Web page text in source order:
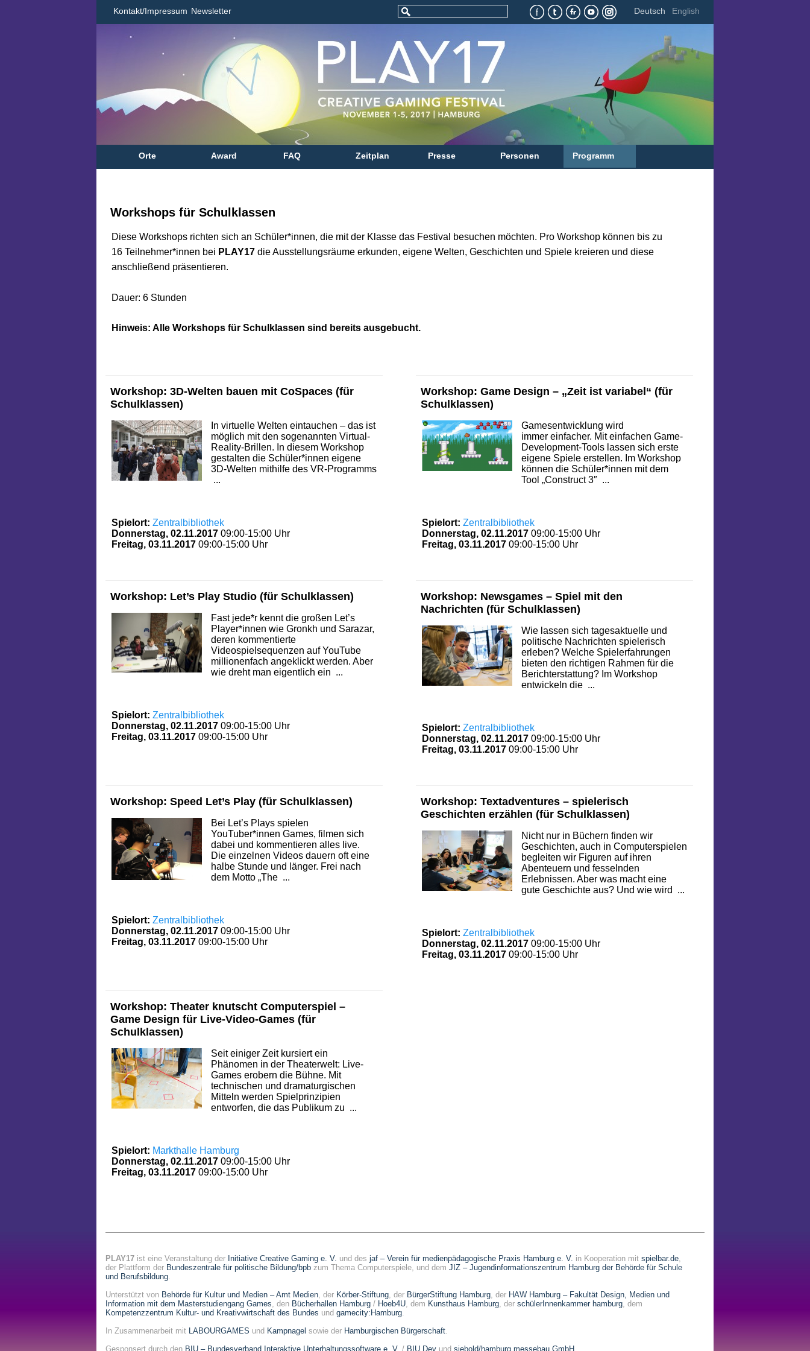
Deutsch English
Kontakt/Impressum Newsletter
Orte Award FAQ Zeitplan Presse Personen Programm
Workshops für Schulklassen
Diese Workshops richten sich an Schüler*innen, die mit der Klasse das Festival besuchen möchten. Pro Workshop können bis zu
16 Teilnehmer*innen bei PLAY17 die Ausstellungsräume erkunden, eigene Welten, Geschichten und Spiele kreieren und diese
anschließend präsentieren.
Dauer: 6 Stunden
Hinweis: Alle Workshops für Schulklassen sind bereits ausgebucht.
Workshop: 3D-Welten bauen mit CoSpaces (für
Schulklassen)
In virtuelle Welten eintauchen – das ist
möglich mit den sogenannten Virtual-
Reality-Brillen. In diesem Workshop
gestalten die Schüler*innen eigene
3D-Welten mithilfe des VR-Programms
...
Spielort: Zentralbibliothek
Donnerstag, 02.11.2017 09:00-15:00 Uhr
Freitag, 03.11.2017 09:00-15:00 Uhr
Workshop: Game Design – „Zeit ist variabel“ (für
Schulklassen)
Gamesentwicklung wird
immer einfacher. Mit einfachen Game-
Development-Tools lassen sich erste
eigene Spiele erstellen. Im Workshop
können die Schüler*innen mit dem
Tool „Construct 3″ ...
Spielort: Zentralbibliothek
Donnerstag, 02.11.2017 09:00-15:00 Uhr
Freitag, 03.11.2017 09:00-15:00 Uhr
Workshop: Let’s Play Studio (für Schulklassen)
Fast jede*r kennt die großen Let’s
Player*innen wie Gronkh und Sarazar,
deren kommentierte
Videospielsequenzen auf YouTube
millionenfach angeklickt werden. Aber
wie dreht man eigentlich ein ...
Spielort: Zentralbibliothek
Donnerstag, 02.11.2017 09:00-15:00 Uhr
Freitag, 03.11.2017 09:00-15:00 Uhr
Workshop: Newsgames – Spiel mit den
Nachrichten (für Schulklassen)
Wie lassen sich tagesaktuelle und
politische Nachrichten spielerisch
erleben? Welche Spielerfahrungen
bieten den richtigen Rahmen für die
Berichterstattung? Im Workshop
entwickeln die ...
Spielort: Zentralbibliothek
Donnerstag, 02.11.2017 09:00-15:00 Uhr
Freitag, 03.11.2017 09:00-15:00 Uhr
Workshop: Speed Let’s Play (für Schulklassen)
Bei Let’s Plays spielen
YouTuber*innen Games, filmen sich
dabei und kommentieren alles live.
Die einzelnen Videos dauern oft eine
halbe Stunde und länger. Frei nach
dem Motto „The ...
Spielort: Zentralbibliothek
Donnerstag, 02.11.2017 09:00-15:00 Uhr
Freitag, 03.11.2017 09:00-15:00 Uhr
Workshop: Textadventures – spielerisch
Geschichten erzählen (für Schulklassen)
Nicht nur in Büchern finden wir
Geschichten, auch in Computerspielen
begleiten wir Figuren auf ihren
Abenteuern und fesselnden
Erlebnissen. Aber was macht eine
gute Geschichte aus? Und wie wird ...
Spielort: Zentralbibliothek
Donnerstag, 02.11.2017 09:00-15:00 Uhr
Freitag, 03.11.2017 09:00-15:00 Uhr
Workshop: Theater knutscht Computerspiel –
Game Design für Live-Video-Games (für
Schulklassen)
Seit einiger Zeit kursiert ein
Phänomen in der Theaterwelt: Live-
Games erobern die Bühne. Mit
technischen und dramaturgischen
Mitteln werden Spielprinzipien
entworfen, die das Publikum zu ...
Spielort: Markthalle Hamburg
Donnerstag, 02.11.2017 09:00-15:00 Uhr
Freitag, 03.11.2017 09:00-15:00 Uhr
PLAY17 ist eine Veranstaltung der Initiative Creative Gaming e. V. und des jaf – Verein für medienpädagogische Praxis Hamburg e. V. in Kooperation mit spielbar.de
der Plattform der Bundeszentrale für politische Bildung/bpb zum Thema Computerspiele, und dem JIZ – Jugendinformationszentrum Hamburg der Behörde für Schule
und Berufsbildung
Unterstützt von Behörde für Kultur und Medien – Amt Medien , der Körber-Stiftung , der BürgerStiftung Hamburg , der HAW Hamburg – Fakultät Design, Medien und
Information mit dem Masterstudiengang Games , den Bücherhallen Hamburg / Hoeb4U , dem Kunsthaus Hamburg , der schülerInnenkammer hamburg , dem
Kompetenzzentrum Kultur- und Kreativwirtschaft des Bundes und gamecity:Hamburg
In Zusammenarbeit mit
LABOURGAMES und Kampnagel sowie der Hamburgischen Bürgerschaft
Gesponsert durch den BIU – Bundesverband Interaktive Unterhaltungssoftware e. V. / BIU.Dev und siebold/hamburg messebau GmbH